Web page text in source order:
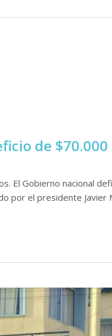
de $70.000
El Gobierno nacional
por el presidente Javier